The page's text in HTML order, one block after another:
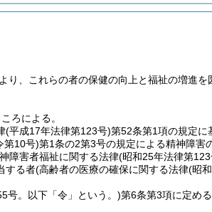
り、これらの者の保健の向上と福祉の増進を
ろによる。
(平成17年法律第123号)第52条第1項の規定に
第10号)第1条の2第3号の規定による精神障害
障害者福祉に関する法律(昭和25年法律第123
する者(高齢者の医療の確保に関する法律(昭
号。以下「令」という。)第6条第3項に定め